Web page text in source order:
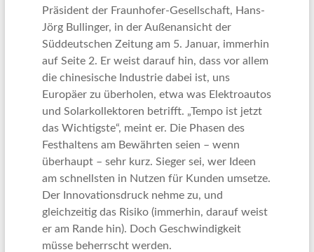
Präsident der Fraunhofer-Gesellschaft, Hans-
Jörg Bullinger, in der Außenansicht der
Süddeutschen Zeitung am 5. Januar, immerhin
auf Seite 2. Er weist darauf hin, dass vor allem
die chinesische Industrie dabei ist, uns
Europäer zu überholen, etwa was Elektroautos
und Solarkollektoren betrifft. „Tempo ist jetzt
das Wichtigste“, meint er. Die Phasen des
Festhaltens am Bewährten seien – wenn
überhaupt – sehr kurz. Sieger sei, wer Ideen
am schnellsten in Nutzen für Kunden umsetze.
Der Innovationsdruck nehme zu, und
gleichzeitig das Risiko (immerhin, darauf weist
er am Rande hin). Doch Geschwindigkeit
müsse beherrscht werden.